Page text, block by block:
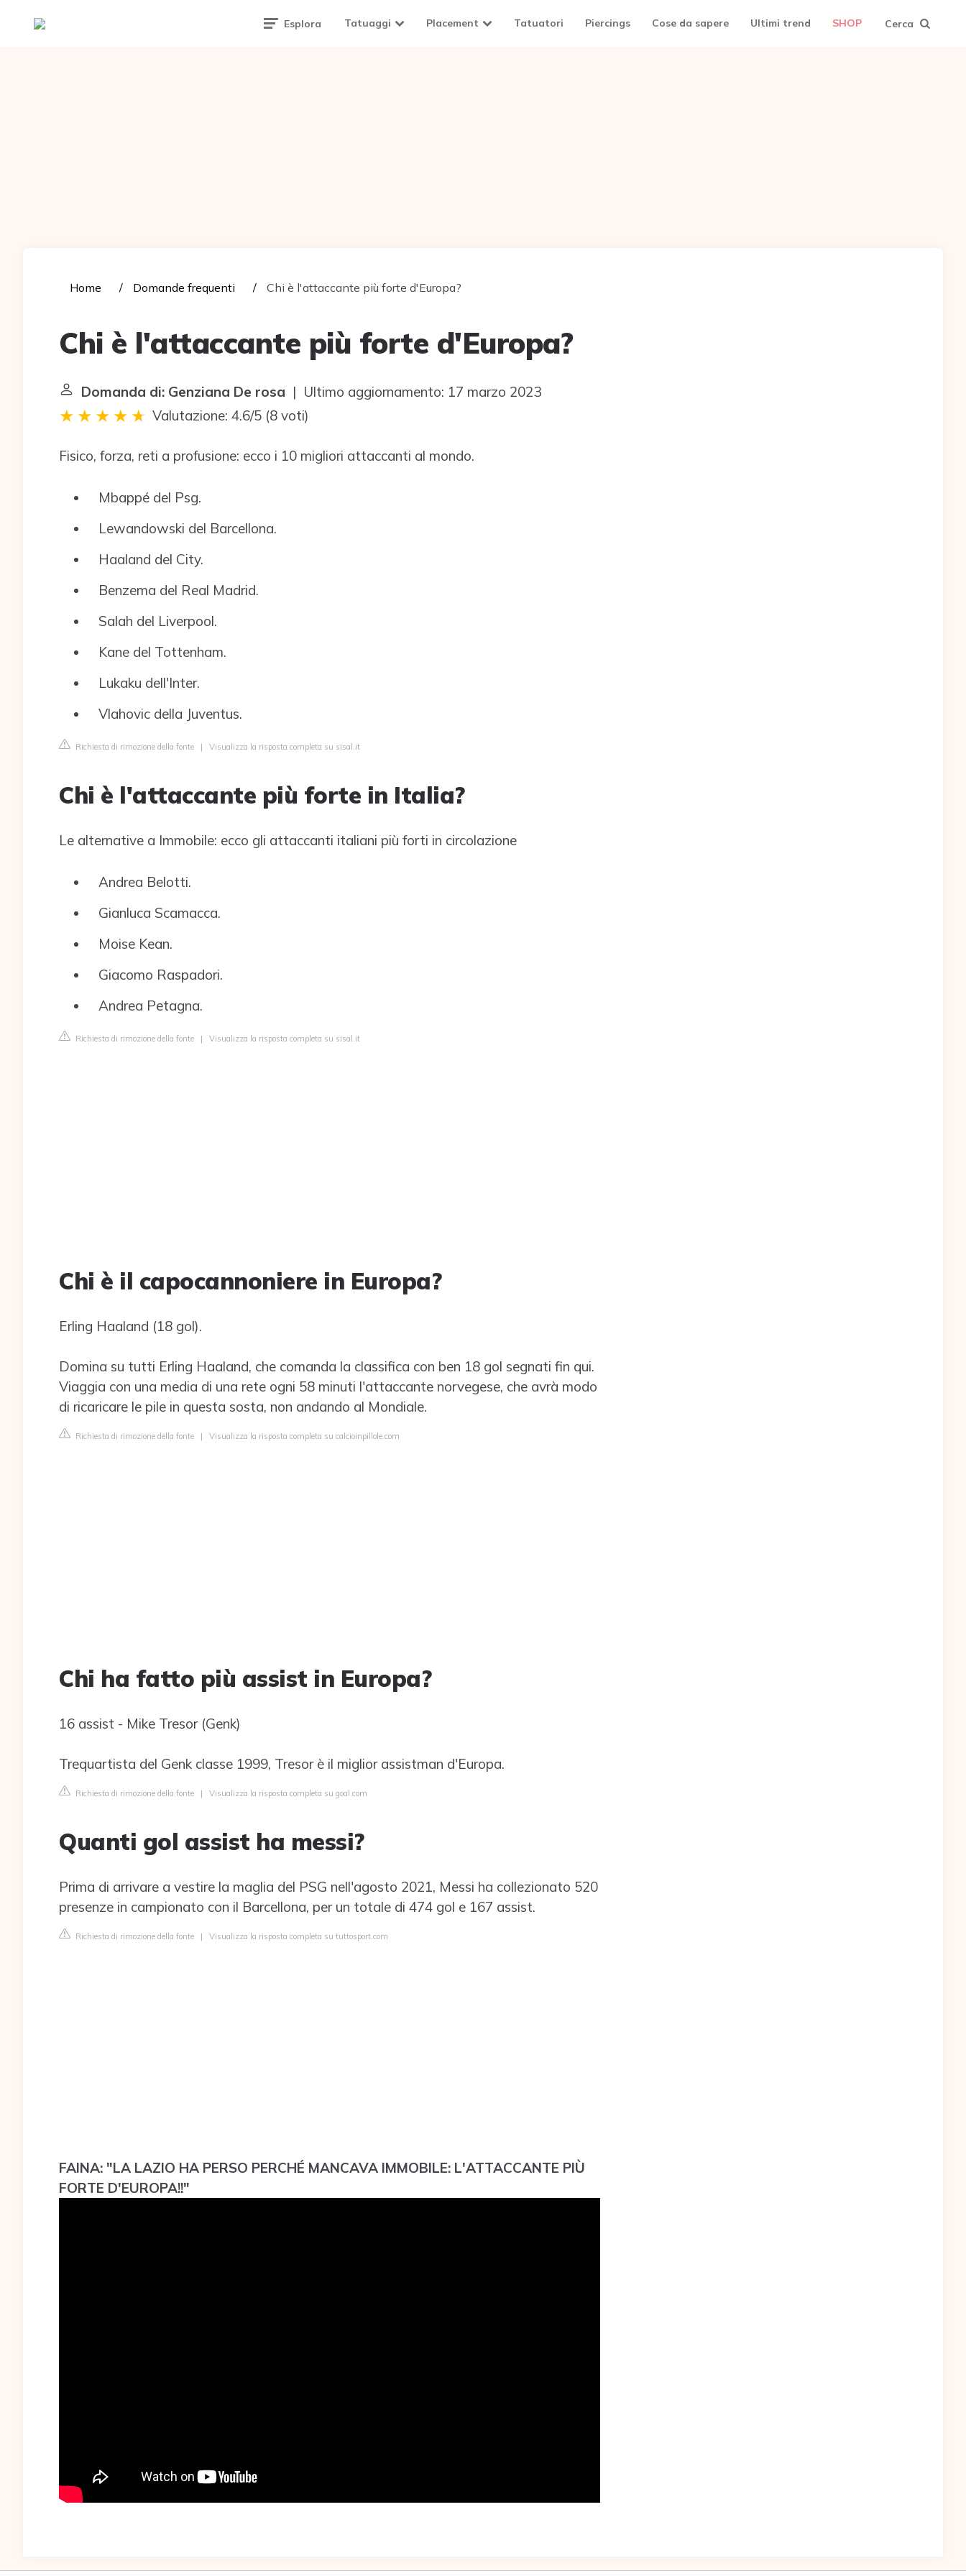
Tattoomuse.it Esplora Tatuaggi Placement Tatuatori Piercings Cose da sapere Ultimi trend SHOP Cerca
Home Domande frequenti Chi è l'attaccante più forte d'Europa?
Chi è l'attaccante più forte d'Europa?
Domanda di: Genziana De rosa | Ultimo aggiornamento: 17 marzo 2023
Valutazione: 4.6/5 (8 voti)
Fisico, forza, reti a profusione: ecco i 10 migliori attaccanti al mondo.
Mbappé del Psg.
Lewandowski del Barcellona.
Haaland del City.
Benzema del Real Madrid.
Salah del Liverpool.
Kane del Tottenham.
Lukaku dell'Inter.
Vlahovic della Juventus.
Richiesta di rimozione della fonte | Visualizza la risposta completa su sisal.it
Chi è l'attaccante più forte in Italia?
Le alternative a Immobile: ecco gli attaccanti italiani più forti in circolazione
Andrea Belotti.
Gianluca Scamacca.
Moise Kean.
Giacomo Raspadori.
Andrea Petagna.
Richiesta di rimozione della fonte | Visualizza la risposta completa su sisal.it
Chi è il capocannoniere in Europa?
Erling Haaland (18 gol).
Domina su tutti Erling Haaland, che comanda la classifica con ben 18 gol segnati fin qui.
Viaggia con una media di una rete ogni 58 minuti l'attaccante norvegese, che avrà modo
di ricaricare le pile in questa sosta, non andando al Mondiale.
Richiesta di rimozione della fonte | Visualizza la risposta completa su calcioinpillole.com
Chi ha fatto più assist in Europa?
16 assist - Mike Tresor (Genk)
Trequartista del Genk classe 1999, Tresor è il miglior assistman d'Europa.
Richiesta di rimozione della fonte | Visualizza la risposta completa su goal.com
Quanti gol assist ha messi?
Prima di arrivare a vestire la maglia del PSG nell'agosto 2021, Messi ha collezionato 520
presenze in campionato con il Barcellona, per un totale di 474 gol e 167 assist.
Richiesta di rimozione della fonte | Visualizza la risposta completa su tuttosport.com
FAINA: "LA LAZIO HA PERSO PERCHÉ MANCAVA IMMOBILE: L'ATTACCANTE PIÙ
FORTE D'EUROPA!!"